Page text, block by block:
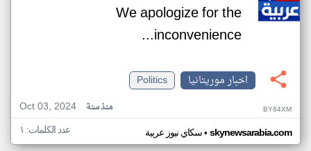
We apologize for the
inconvenience...
اخبار موريتانيا
Politics
Oct 03, 2024
منذ سنة BY84XM
سكاي نيوز عربية• skynewsarabia.com عدد الكلمات: ١